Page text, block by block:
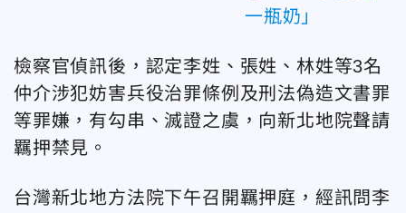
一瓶奶」
檢察官偵訊後，認定李姓、張姓、林姓等3名
仲介涉犯妨害兵役治罪條例及刑法偽造文書罪
等罪嫌，有勾串、滅證之虞，向新北地院聲請
羈押禁見。
台灣新北地方法院下午召開羈押庭，經訊問李